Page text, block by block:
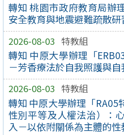
轉知 桃園市政府教育局辦
安全教育與地震避難疏散研
2026-08-03 特教組
轉知 中原大學辦理「
－芳香療法於自我照護與
2026-08-03 特教組
轉知 中原大學辦理「RA05
性別平等及人權法治）：
入－以依附關係為主體的